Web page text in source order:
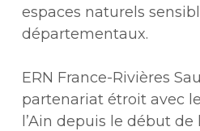
espaces naturels
départementaux.
ERN France-Rivières
partenariat étroit avec
l’Ain depuis le début